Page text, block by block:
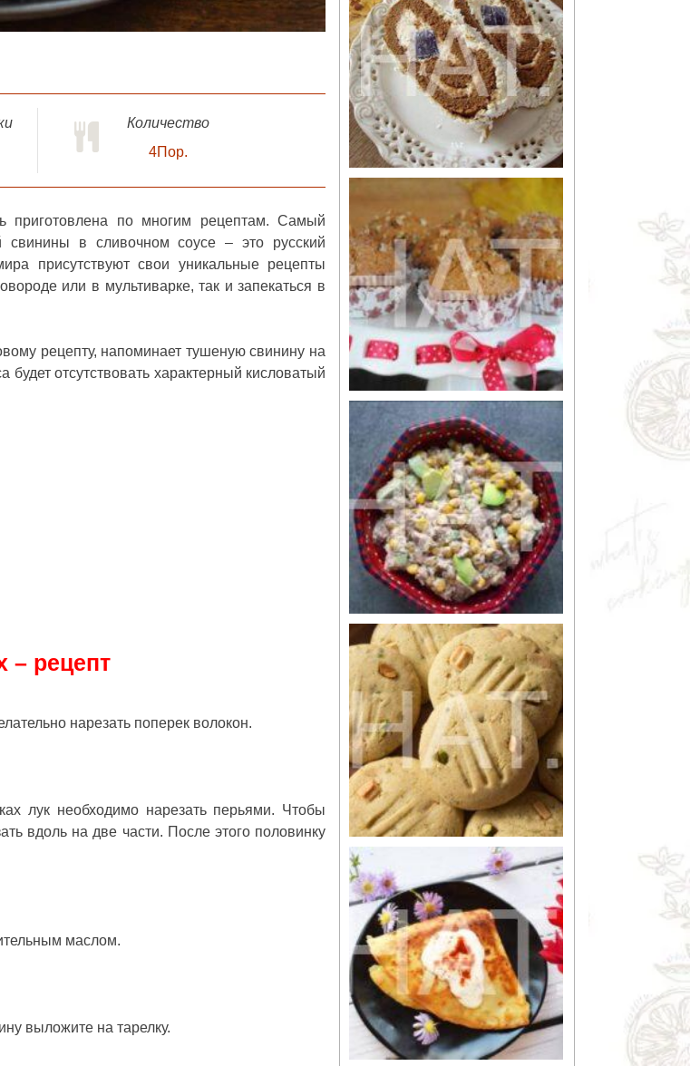
Количество
4Пор.
по многим рецептам. Самый
свинины в сливочном соусе – это русский
присутствуют свои уникальные рецепты
или в мультиварке, так и запекаться в
рецепту, напоминает тушеную свинину на
отсутствовать характерный кисловатый
– рецепт
нарезать поперек волокон.
лук необходимо нарезать перьями. Чтобы
вдоль на две части. После этого половинку
маслом.
выложите на тарелку.